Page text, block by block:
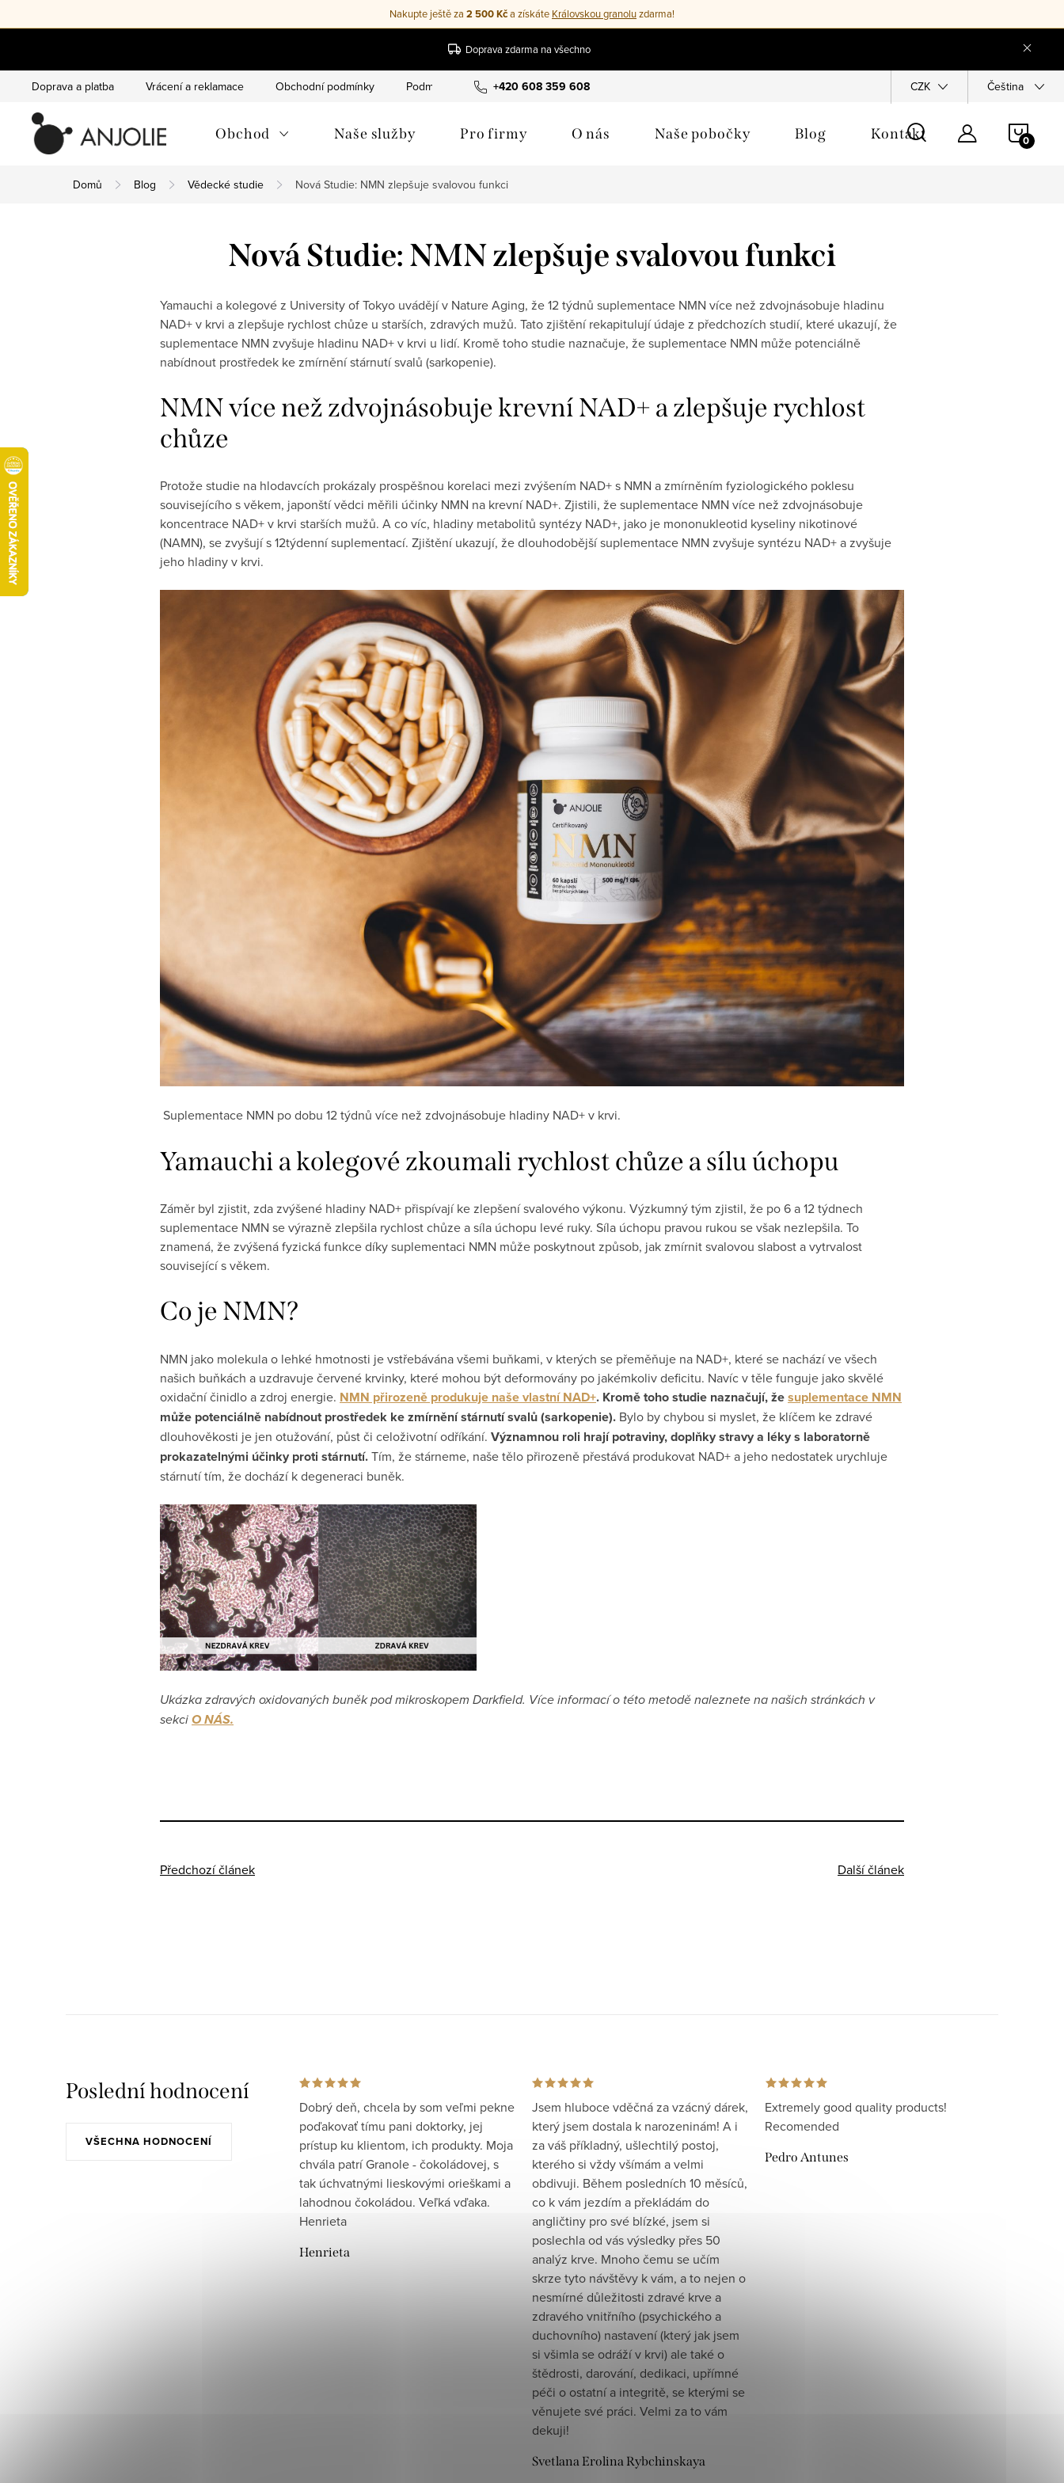
na
Nakupte ještě za 2 500 Kča získáte Královskou granoluzdarma!
Doprava zdarma na všechno
+420 608 359 608
Doprava a platba Vrácení a reklamace Obchodní podmínky Podmínky ochrany osobních údajů CZK Čeština
Obchod Naše služby Pro firmy O nás Naše pobočky Blog Kontakt
Domů Blog Vědecké studie Nová Studie: NMN zlepšuje svalovou funkci
Nová Studie: NMN zlepšuje svalovou funkci
Yamauchi a kolegové z University of Tokyo uvádějí v Nature Aging, že 12 týdnů suplementace NMN více než zdvojnásobuje hladinu
NAD+ v krvi a zlepšuje rychlost chůze u starších, zdravých mužů. Tato zjištění rekapitulují údaje z předchozích studií, které ukazují, že
suplementace NMN zvyšuje hladinu NAD+ v krvi u lidí. Kromě toho studie naznačuje, že suplementace NMN může potenciálně
nabídnout prostředek ke zmírnění stárnutí svalů (sarkopenie).
NMN více než zdvojnásobuje krevní NAD+ a zlepšuje rychlost
chůze
Protože studie na hlodavcích prokázaly prospěšnou korelaci mezi zvýšením NAD+ s NMN a zmírněním fyziologického poklesu
souvisejícího s věkem, japonští vědci měřili účinky NMN na krevní NAD+. Zjistili, že suplementace NMN více než zdvojnásobuje
koncentrace NAD+ v krvi starších mužů. A co víc, hladiny metabolitů syntézy NAD+, jako je mononukleotid kyseliny nikotinové
(NAMN), se zvyšují s 12týdenní suplementací. Zjištění ukazují, že dlouhodobější suplementace NMN zvyšuje syntézu NAD+ a zvyšuje
jeho hladiny v krvi.
Suplementace NMN po dobu 12 týdnů více než zdvojnásobuje hladiny NAD+ v krvi.
Yamauchi a kolegové zkoumali rychlost chůze a sílu úchopu
Záměr byl zjistit, zda zvýšené hladiny NAD+ přispívají ke zlepšení svalového výkonu. Výzkumný tým zjistil, že po 6 a 12 týdnech
suplementace NMN se výrazně zlepšila rychlost chůze a síla úchopu levé ruky. Síla úchopu pravou rukou se však nezlepšila. To
znamená, že zvýšená fyzická funkce díky suplementaci NMN může poskytnout způsob, jak zmírnit svalovou slabost a vytrvalost
související s věkem.
Co je NMN?
NMN jako molekula o lehké hmotnosti je vstřebávána všemi buňkami, v kterých se přeměňuje na NAD+, které se nachází ve všech
našich buňkách a uzdravuje červené krvinky, které mohou být deformovány po jakémkoliv deficitu. Navíc v těle funguje jako skvělé
oxidační činidlo a zdroj energie. NMN přirozeně produkuje naše vlastní NAD+. Kromě toho studie naznačují, žesuplementace NMN
může potenciálně nabídnout prostředek ke zmírnění stárnutí svalů (sarkopenie). Bylo by chybou si myslet, že klíčem ke zdravé
dlouhověkosti je jen otužování, půst či celoživotní odříkání. Významnou roli hrají potraviny, doplňky stravy a léky s laboratorně
prokazatelnými účinky proti stárnutí.Tím, že stárneme, naše tělo přirozeně přestává produkovat NAD+ a jeho nedostatek urychluje
stárnutí tím, že dochází k degeneraci buněk.
Ukázka zdravých oxidovaných buněk pod mikroskopem Darkfield. Více informací o této metodě naleznete na našich stránkách v
sekciO NÁS.
Předchozí článek Další článek
Poslední hodnocení
VŠECHNA HODNOCENÍ
Dobrý deň, chcela by som veľmi pekne
poďakovať tímu pani doktorky, jej
prístup ku klientom, ich produkty. Moja
chvála patrí Granole - čokoládovej, s
tak úchvatnými lieskovými orieškami a
lahodnou čokoládou. Veľká vďaka.
Henrieta
Henrieta
Jsem hluboce vděčná za vzácný dárek,
který jsem dostala k narozeninám! A i
za váš příkladný, ušlechtilý postoj,
kterého si vždy všímám a velmi
obdivuji. Během posledních 10 měsíců,
co k vám jezdím a překládám do
angličtiny pro své blízké, jsem si
poslechla od vás výsledky přes 50
analýz krve. Mnoho čemu se učím
skrze tyto návštěvy k vám, a to nejen o
nesmírné důležitosti zdravé krve a
zdravého vnitřního (psychického a
duchovního) nastavení (který jak jsem
si všimla se odráží v krvi) ale také o
štědrosti, darování, dedikaci, upřímné
péči o ostatní a integritě, se kterými se
věnujete své práci. Velmi za to vám
dekuji!
Svetlana Erolina Rybchinskaya
Extremely good quality products!
Recomended
Pedro Antunes